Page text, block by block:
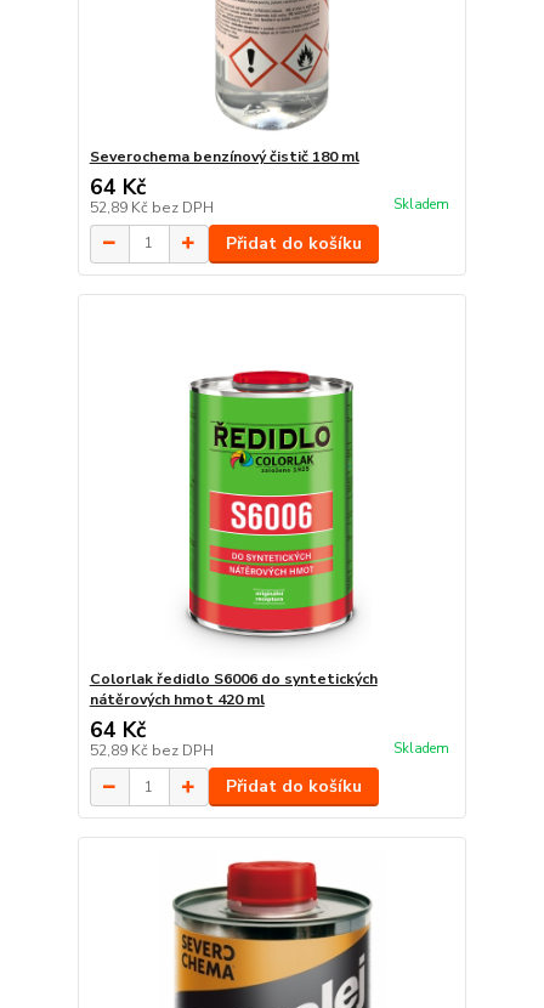
Severochema benzínový čistič 180 ml
64 Kč
52,89 Kč bez DPH Skladem
Přidat do košíku
Colorlak ředidlo S6006 do syntetických
nátěrových hmot 420 ml
64 Kč
52,89 Kč bez DPH Skladem
Přidat do košíku